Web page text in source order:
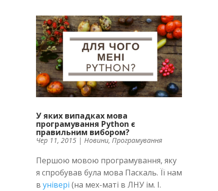
У яких випадках мова
програмування Python є
правильним вибором?
Чер 11, 2015 | Новини, Програмування
Першою мовою програмування, яку
я спробував була мова Паскаль. Її нам
в універі (на мех-маті в ЛНУ ім. І.